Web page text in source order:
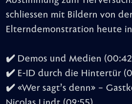
schliessen mit Bildern von
Elterndemonstration heute
✔️ Demos und Medien
✔️ E-ID durch die Hintertür
✔️ «Wer sagt’s denn» –